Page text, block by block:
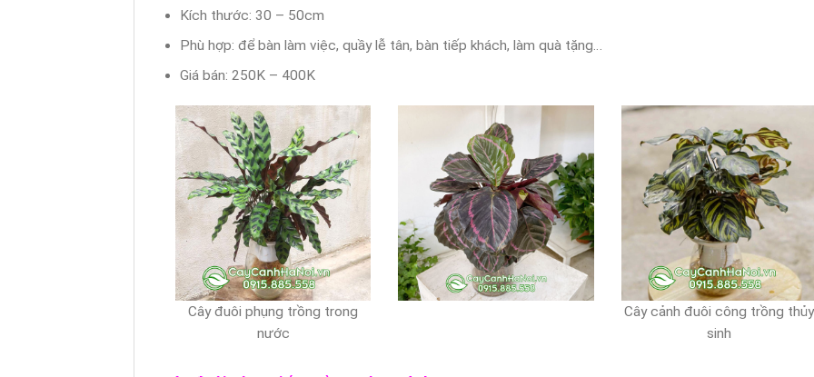
Kích thước: 30 – 50cm
Phù hợp: để bàn làm việc, quầy lễ tân, bàn tiếp khách, làm quà tặng…
Giá bán: 250K – 400K
Cây đuôi phụng trồng trong
nước
Cây cảnh đuôi công trồng thủy
sinh